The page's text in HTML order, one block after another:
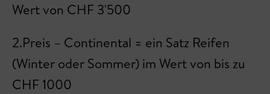
Wert von CHF 3'500
2.Preis – Continental = ein Satz Reifen
(Winter oder Sommer) im Wert von bis zu
CHF 1000